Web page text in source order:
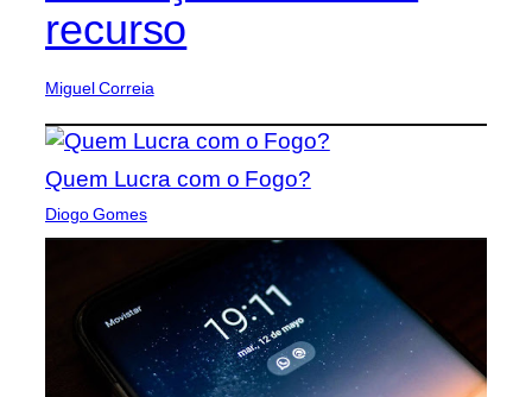
recurso
Miguel Correia
Quem Lucra com o Fogo?
Diogo Gomes